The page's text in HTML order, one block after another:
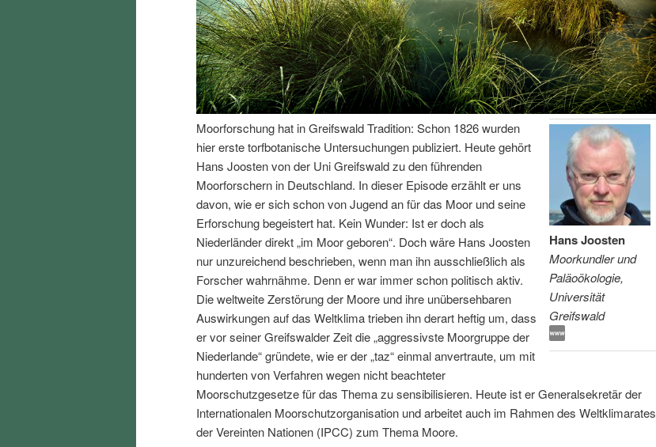
I
n
h
a
t
r
i
n
e
n
I
n
a
s
p
r
Hans Joosten
Moorkundler und
Paläoökologie,
Universität
Greifswald
Moorforschung hat in Greifswald Tradition: Schon 1826 wurden
hier erste torfbotanische Untersuchungen publiziert. Heute gehört
Hans Joosten von der Uni Greifswald zu den führenden
Moorforschern in Deutschland. In dieser Episode erzählt er uns
davon, wie er sich schon von Jugend an für das Moor und seine
Erforschung begeistert hat. Kein Wunder: Ist er doch als
Niederländer direkt „im Moor geboren“. Doch wäre Hans Joosten
nur unzureichend beschrieben, wenn man ihn ausschließlich als
Forscher wahrnähme. Denn er war immer schon politisch aktiv.
Die weltweite Zerstörung der Moore und ihre unübersehbaren
Auswirkungen auf das Weltklima trieben ihn derart heftig um, dass
er vor seiner Greifswalder Zeit die „aggressivste Moorgruppe der
Niederlande“ gründete, wie er der „taz“ einmal anvertraute, um mit
hunderten von Verfahren wegen nicht beachteter
Moorschutzgesetze für das Thema zu sensibilisieren. Heute ist er Generalsekretär der
Internationalen Moorschutzorganisation und arbeitet auch im Rahmen des Weltklimarates
der Vereinten Nationen (IPCC) zum Thema Moore.